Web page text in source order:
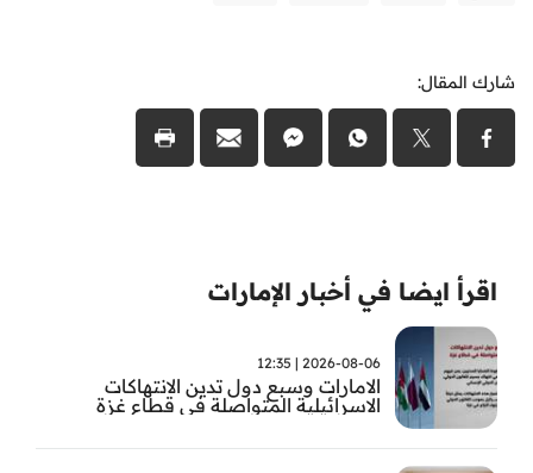
شارك المقال:
اقرأ ايضا في أخبار الإمارات
2026-08-06 | 12:35
الامارات وسبع دول تدين الانتهاكات
الاسرائيلية المتواصلة في قطاع غزة